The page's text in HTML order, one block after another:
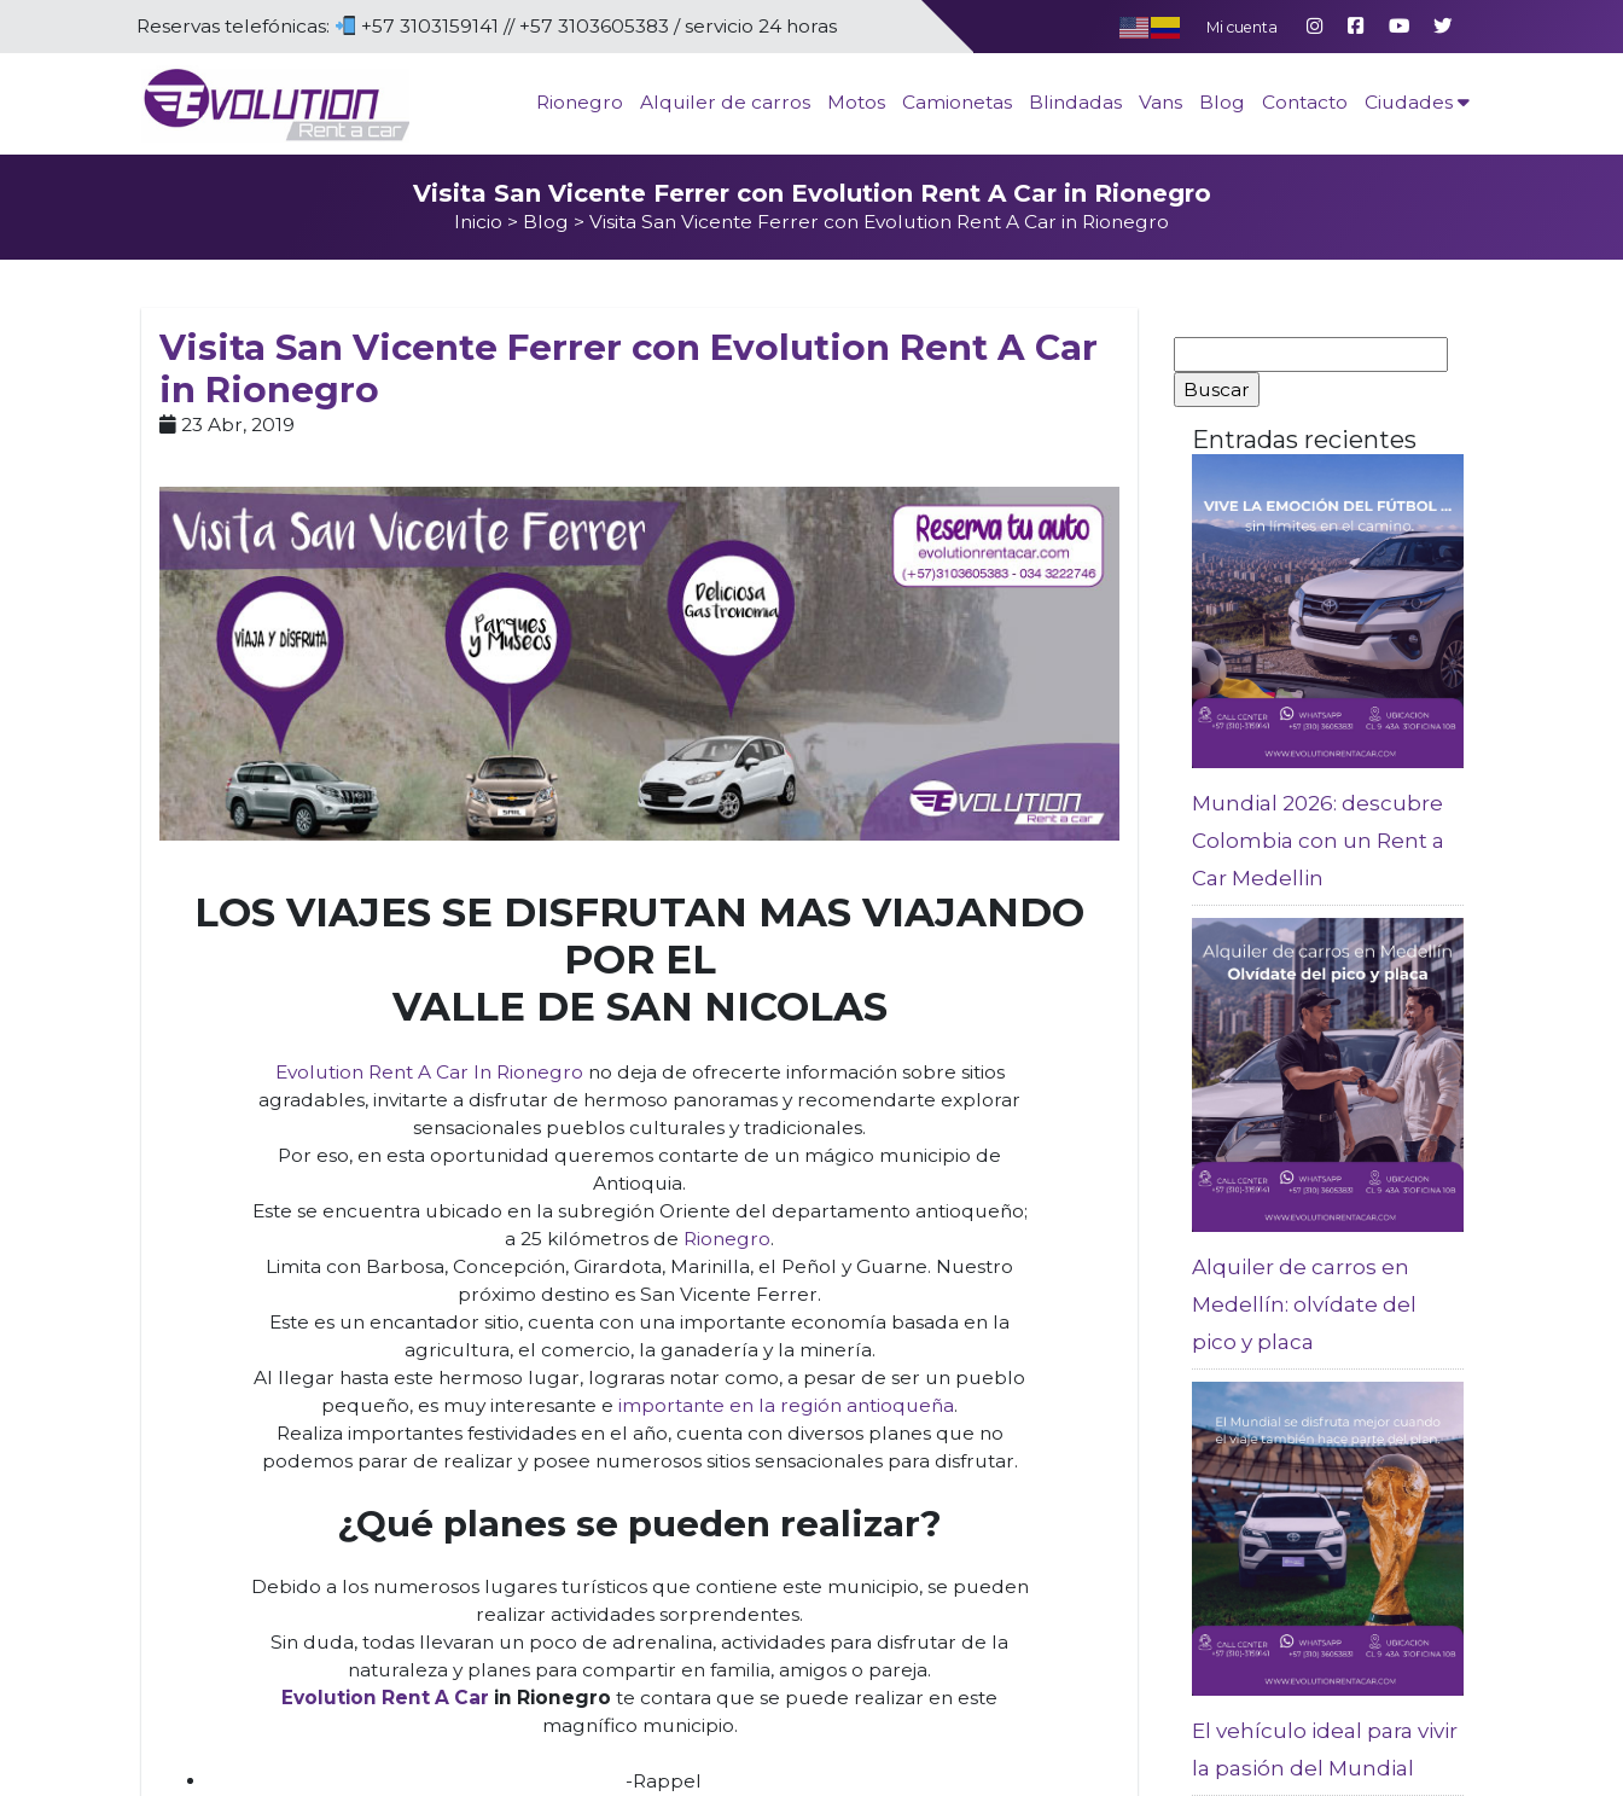
Reservas telefónicas: +57 3103159141 // +57 3103605383 / servicio 24 horas Mi cuenta
Rionegro Alquiler de carros Motos Camionetas Blindadas Vans Blog Contacto Ciudades
Visita San Vicente Ferrer con Evolution Rent A Car in Rionegro
Inicio > Blog > Visita San Vicente Ferrer con Evolution Rent A Car in Rionegro
Visita San Vicente Ferrer con Evolution Rent A Car
in Rionegro
23 Abr, 2019
LOS VIAJES SE DISFRUTAN MAS VIAJANDO
POR EL
VALLE DE SAN NICOLAS
Evolution Rent A Car In Rionegro no deja de ofrecerte información sobre sitios
agradables, invitarte a disfrutar de hermoso panoramas y recomendarte explorar
sensacionales pueblos culturales y tradicionales.
Por eso, en esta oportunidad queremos contarte de un mágico municipio de
Antioquia.
Este se encuentra ubicado en la subregión Oriente del departamento antioqueño;
a 25 kilómetros de Rionegro.
Limita con Barbosa, Concepción, Girardota, Marinilla, el Peñol y Guarne. Nuestro
próximo destino es San Vicente Ferrer.
Este es un encantador sitio, cuenta con una importante economía basada en la
agricultura, el comercio, la ganadería y la minería.
Al llegar hasta este hermoso lugar, lograras notar como, a pesar de ser un pueblo
pequeño, es muy interesante e importante en la región antioqueña.
Realiza importantes festividades en el año, cuenta con diversos planes que no
podemos parar de realizar y posee numerosos sitios sensacionales para disfrutar.
¿Qué planes se pueden realizar?
Debido a los numerosos lugares turísticos que contiene este municipio, se pueden
realizar actividades sorprendentes.
Sin duda, todas llevaran un poco de adrenalina, actividades para disfrutar de la
naturaleza y planes para compartir en familia, amigos o pareja.
Evolution Rent A Car in Rionegro te contara que se puede realizar en este
magnífico municipio.
-Rappel
Entradas recientes
Mundial 2026: descubre
Colombia con un Rent a
Car Medellin
Alquiler de carros en
Medellín: olvídate del
pico y placa
El vehículo ideal para vivir
la pasión del Mundial